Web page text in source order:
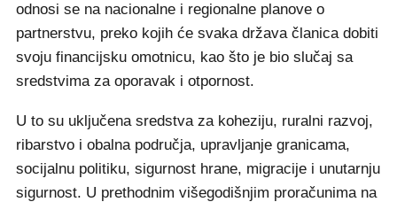
odnosi se na nacionalne i regionalne planove o
partnerstvu, preko kojih će svaka država članica dobiti
svoju financijsku omotnicu, kao što je bio slučaj sa
sredstvima za oporavak i otpornost.
U to su uključena sredstva za koheziju, ruralni razvoj,
ribarstvo i obalna područja, upravljanje granicama,
socijalnu politiku, sigurnost hrane, migracije i unutarnju
sigurnost. U prethodnim višegodišnjim proračunima na